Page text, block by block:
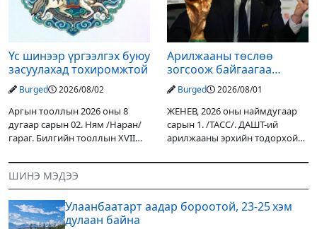
Төслийн
Үс шинээр үргээлгэх буюу
засуулахад тохиромжтой
Burged 2026/08/02
Аргын тооллын 2026 оны 8
дугаар сарын 02. Ням /Наран/
гараг. Билгийн тооллын XVII
гал Морин жилийн Зуны адаг
хөхөгчин хонь сарын шинийн
19, Адъяа /Асралт/
Арилжааны төслөө
зогсоож байгаагаа
Ж.Инфантино мэдэгдэв
Burged 2026/08/01
ЖЕНЕВ, 2026 оны наймдугаар
сарын 1. /ТАСС/. ДАШТ-ий
арилжааны эрхийн тодорхой
оруулагчдад худалдах
шийдвэрлэснээ ФИФА-гийн
ерөнхийлөгч Жанни
ШИНЭ МЭДЭЭ
Улаанбаатарт аадар бороотой, 23-25 хэм
дулаан байна